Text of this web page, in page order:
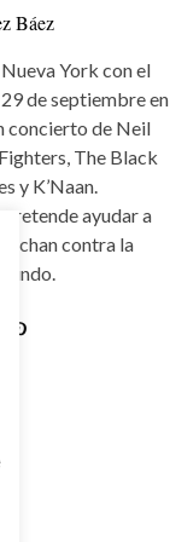
Báez
York con el
de septiembre en
concierto de Neil
The Black
y K’Naan.
pretende ayudar a
luchan contra la